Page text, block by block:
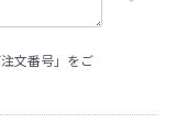
文番号」をご